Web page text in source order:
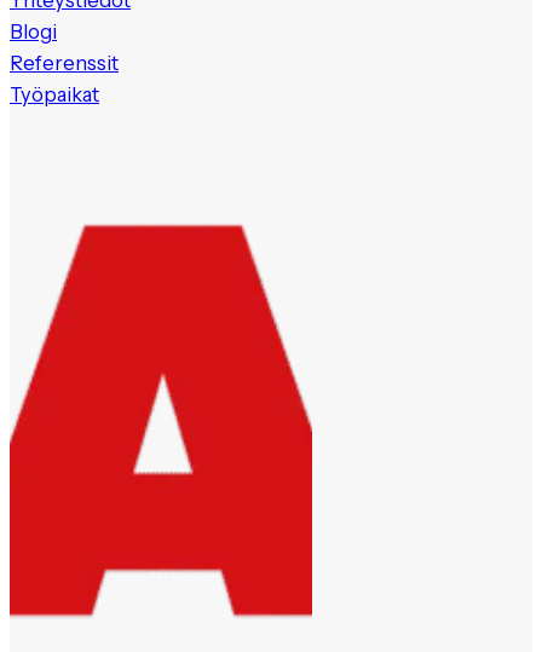
Blogi
Referenssit
Työpaikat